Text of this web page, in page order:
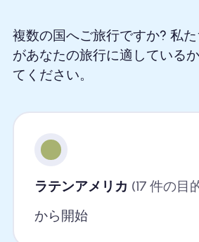
複数の国へご旅行ですか? 私
があなたの旅行に適している
てください。
ラテンアメリカ (17 件の目
から開始